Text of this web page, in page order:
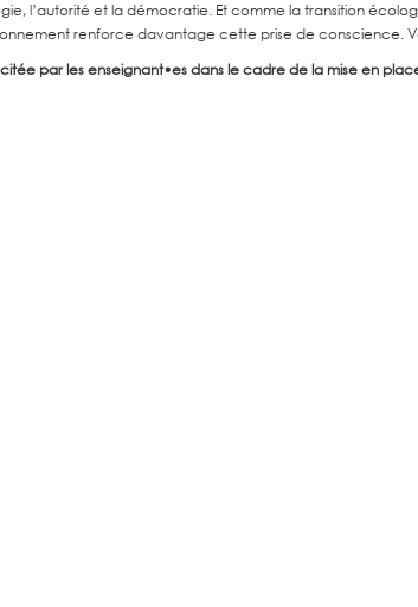
l’autorité et la démocratie. Et comme la transition
renforce davantage cette prise de conscience.
par les enseignant•es dans le cadre de la mise en